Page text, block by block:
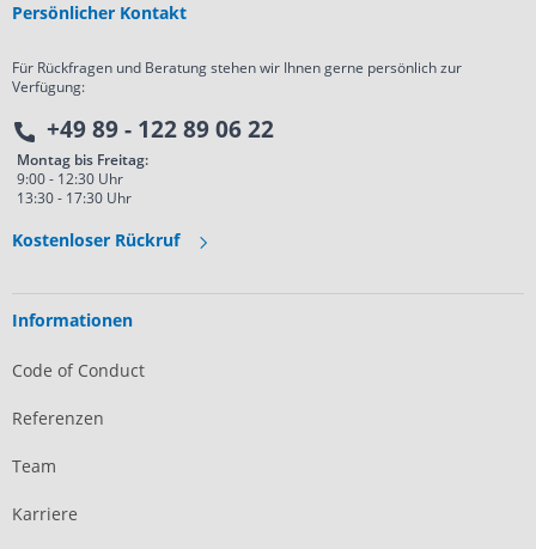
Persönlicher Kontakt
Für Rückfragen und Beratung stehen wir Ihnen gerne persönlich zur
Verfügung:
+49 89 - 122 89 06 22
Montag bis Freitag:
9:00 - 12:30 Uhr
13:30 - 17:30 Uhr
Kostenloser Rückruf
Informationen
Code of Conduct
Referenzen
Team
Karriere